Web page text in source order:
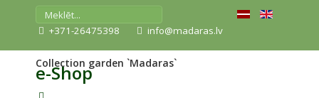
+371-26475398 info@madaras.lv
e-Shop
Collection garden `Madaras`